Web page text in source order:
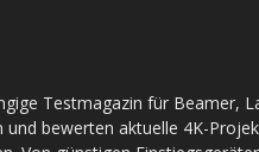
Testmagazin für Beamer,
und bewerten aktuelle 4K-